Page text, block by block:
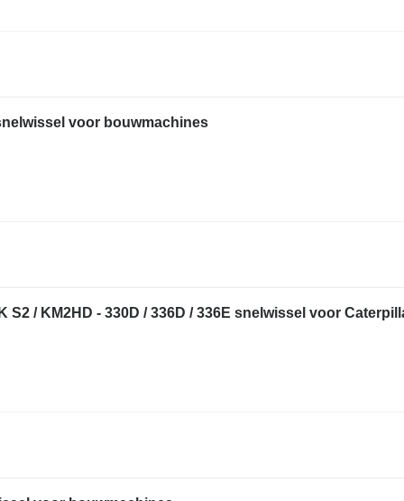
voor bouwmachines
S2 / KM2HD - 330D / 336D / 336E snelwissel voor